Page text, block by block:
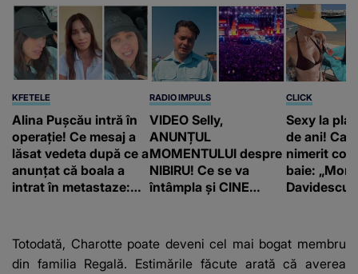
KFETELE
Alina Pușcău intră în
operație! Ce mesaj a
lăsat vedeta după ce a
anunțat că boala a
intrat în metastaze:
RADIO IMPULS
VIDEO Selly,
ANUNȚUL
MOMENTULUI despre
NIBIRU! Ce se va
întâmpla și CINE
e ciudă că..."
CLICK
Sexy la
de ani!
nimerit
baie:
Davidescu
Totodată, Charotte poate deveni cel mai bogat membru
din familia Regală. Estimările făcute arată că averea